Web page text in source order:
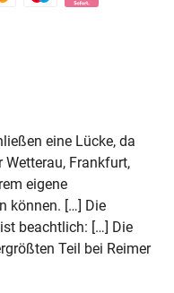
eine Lücke, da
Wetterau, Frankfurt,
eigene
können. […] Die
beachtlich: […] Die
Teil bei Reimer